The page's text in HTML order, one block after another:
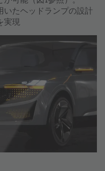
いたヘッドランプの設計
実現